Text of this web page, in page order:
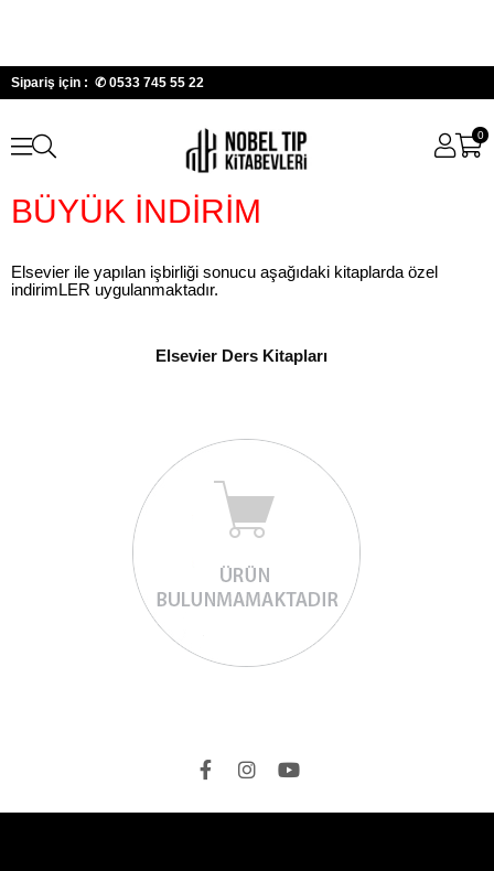
Sipariş için : ✆ 0533 745 55 22
0
BÜYÜK İNDİRİM
Elsevier ile yapılan işbirliği sonucu aşağıdaki kitaplarda özel
indirimLER uygulanmaktadır.
Elsevier Ders Kitapları